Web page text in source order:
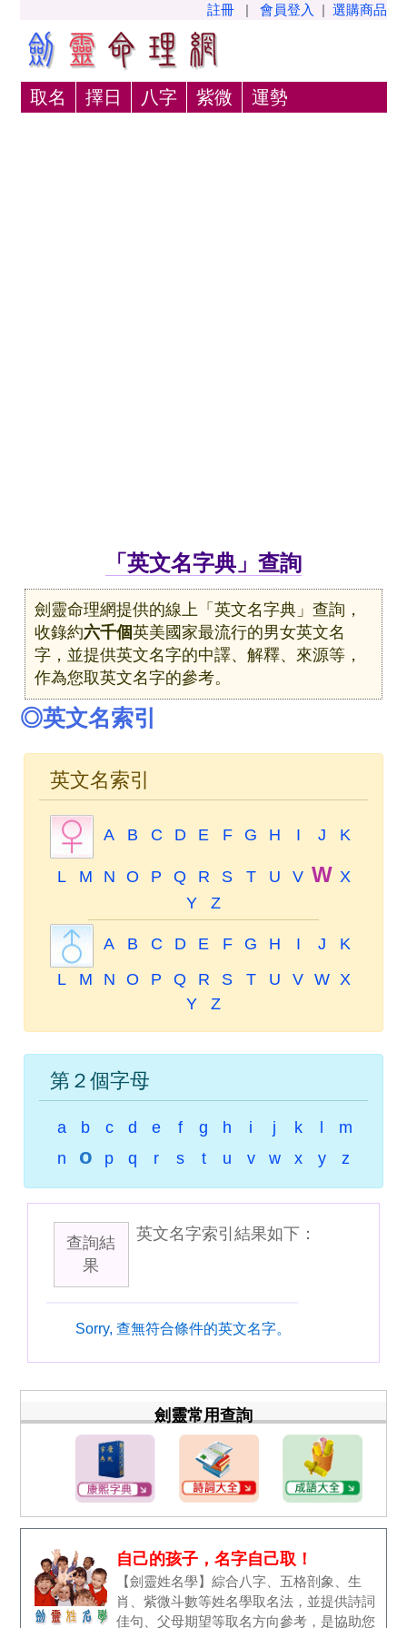
註冊 | 會員登入 | 選購商品
取名 擇日 八字 紫微 運勢
「英文名字典」查詢
劍靈命理網提供的線上「英文名字典」查詢，
收錄約六千個英美國家最流行的男女英文名
字，並提供英文名字的中譯、解釋、來源等，
作為您取英文名字的參考。
◎英文名索引
英文名索引
A B C D E F G H I J K
L M N O P Q R S T U V W X
Y
Z
A B C D E F G H I J
K
L
M N O P Q R S T U V W X
Y
Z
第２個字母
a b c d e f g h i j k
m
n
o p q r s t u v w x y z
查詢結
果
英文名字索引結果如下：
Sorry, 查無符合條件的英文名字。
劍靈常用查詢
自己的孩子，名字自己取！
【劍靈姓名學】綜合八字、五格剖象、生
肖、紫微斗數等姓名學取名法，並提供詩詞
佳句、父母期望等取名方向參考，是協助您